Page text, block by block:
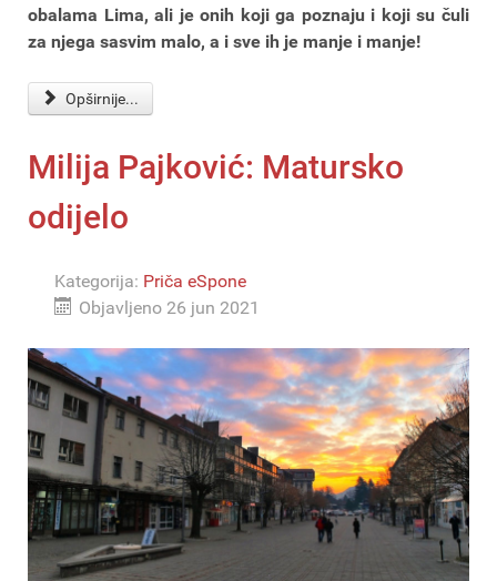
obalama Lima, ali je onih koji ga poznaju i koji su čuli
za njega sasvim malo, a i sve ih je manje i manje!
Opširnije...
Milija Pajković: Matursko
odijelo
Kategorija: Priča eSpone
Objavljeno 26 jun 2021